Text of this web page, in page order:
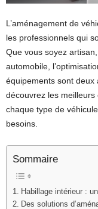
L’aménagement de
les professionnels qui
Que vous soyez
automobile,
équipements sont deux
découvrez les meilleurs
chaque type de
besoins.
Sommaire
Habillage intérieur :
Des solutions